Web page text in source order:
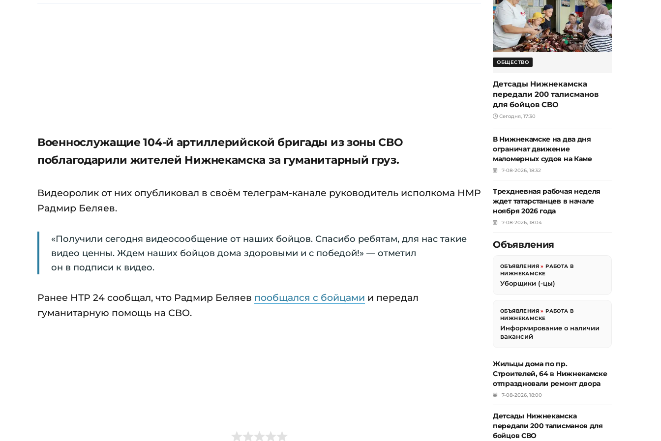
Военнослужащие 104-й артиллерийской бригады из зоны СВО
поблагодарили жителей Нижнекамска за гуманитарный груз.
Видеоролик от них опубликовал в своём телеграм-канале руководитель исполкома НМР
Радмир Беляев.
«Получили сегодня видеосообщение от наших бойцов. Спасибо ребятам, для нас такие
видео ценны. Ждем наших бойцов дома здоровыми и с победой!» — отметил
он в подписи к видео.
Ранее НТР 24 сообщал, что Радмир Беляев пообщался с бойцами и передал
гуманитарную помощь на СВО.
ОБЩЕСТВО
Детсады Нижнекамска
передали 200 талисманов
для бойцов СВО
Сегодня, 17:30
В Нижнекамске на два дня
ограничат движение
маломерных судов на Каме
7-08-2026, 18:32
Трехдневная рабочая неделя
ждет татарстанцев в начале
ноября 2026 года
7-08-2026, 18:04
Объявления
ОБЪЯВЛЕНИЯ »РАБОТА В
НИЖНЕКАМСКЕ
Уборщики (-цы)
ОБЪЯВЛЕНИЯ »РАБОТА В
НИЖНЕКАМСКЕ
Информирование о наличии
вакансий
Жильцы дома по пр.
Строителей, 64 в Нижнекамске
отпраздновали ремонт двора
7-08-2026, 18:00
Детсады Нижнекамска
передали 200 талисманов для
бойцов СВО